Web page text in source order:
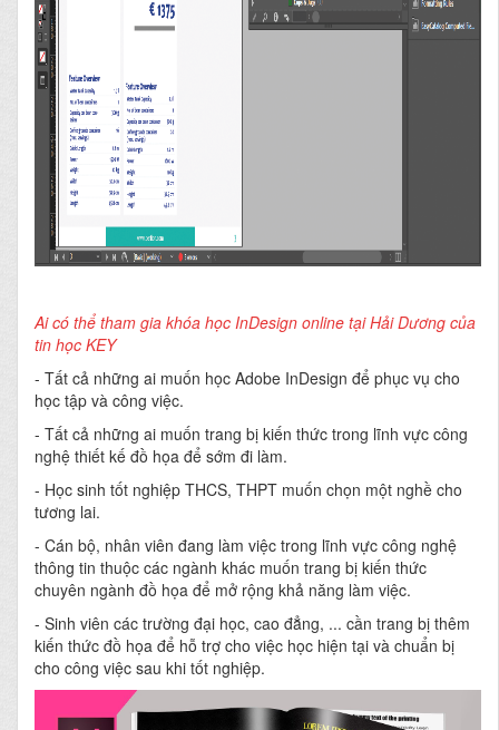
Ai có thể tham gia khóa học InDesign online tại Hải Dương của
tin học KEY
- Tất cả những ai muốn học Adobe InDesign để phục vụ cho
học tập và công việc.
- Tất cả những ai muốn trang bị kiến thức trong lĩnh vực công
nghệ thiết kế đồ họa để sớm đi làm.
- Học sinh tốt nghiệp THCS, THPT muốn chọn một nghề cho
tương lai.
- Cán bộ, nhân viên đang làm việc trong lĩnh vực công nghệ
thông tin thuộc các ngành khác muốn trang bị kiến thức
chuyên ngành đồ họa để mở rộng khả năng làm việc.
- Sinh viên các trường đại học, cao đẳng, ... cần trang bị thêm
kiến thức đồ họa để hỗ trợ cho việc học hiện tại và chuẩn bị
cho công việc sau khi tốt nghiệp.